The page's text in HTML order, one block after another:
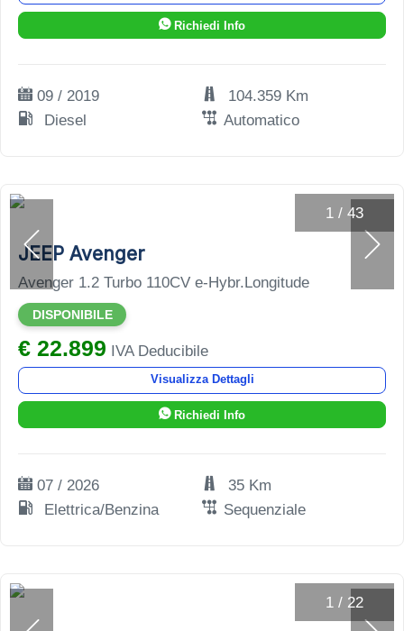
Richiedi Info
09 / 2019
104.359 Km
Diesel
Automatico
1 / 43
JEEP Avenger
Avenger 1.2 Turbo 110CV e-Hybr.Longitude
DISPONIBILE
€ 22.899 IVA Deducibile
Visualizza Dettagli
Richiedi Info
07 / 2026
35 Km
Elettrica/Benzina
Sequenziale
1 / 22